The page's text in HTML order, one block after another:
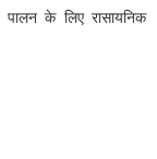
के लिए रासायनिक